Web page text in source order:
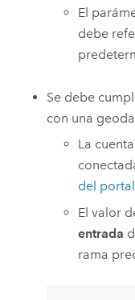
El
debe
Se debe
con una
La
del
El valor
entrada
rama